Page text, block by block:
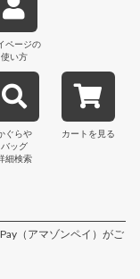
ページの
使い方
ぐらや
バッグ
細検索
カートを見る
（アマゾンペイ）がご